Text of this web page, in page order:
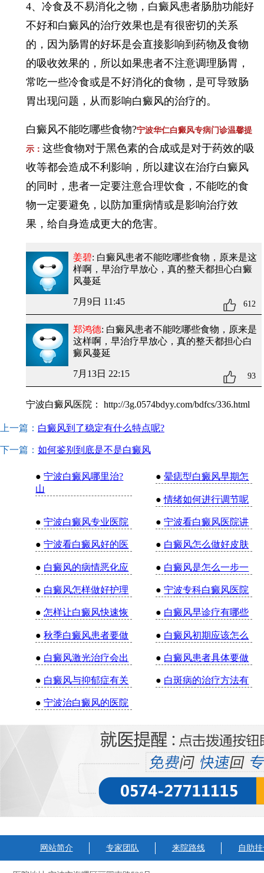
4、冷食及不易消化之物，白癜风患者肠肋功能好
不好和白癜风的治疗效果也是有很密切的关系
的，因为肠胃的好坏是会直接影响到药物及食物
的吸收效果的，所以如果患者不注意调理肠胃，
常吃一些冷食或是不好消化的食物，是可导致肠
胃出现问题，从而影响白癜风的治疗的。
白癜风不能吃哪些食物?宁波华仁白癜风专病门诊温馨提
示：这些食物对于黑色素的合成或是对于药效的吸
收等都会造成不利影响，所以建议在治疗白癜风
的同时，患者一定要注意合理饮食，不能吃的食
物一定要避免，以防加重病情或是影响治疗效
果，给自身造成更大的危害。
姜碧: 白癜风患者不能吃哪些食物 ，原来是这
样啊，早治疗早放心，真的整天都担心白癜
风蔓延
7月9日 11:45 612
郑鸿德: 白癜风患者不能吃哪些食物 ，原来是
这样啊，早治疗早放心，真的整天都担心白
癜风蔓延
7月13日 22:15 93
宁波白癜风医院： http://3g.0574bdyy.com/bdfcs/336.html
上一篇： 白癜风到了稳定有什么特点呢?
下一篇： 如何鉴别到底是不是白癜风
●宁波白癜风哪里治?
山
●晕痣型白癜风早期怎
●情绪如何进行调节呢
●宁波白癜风专业医院 ●宁波看白癜风医院讲
●宁波看白癜风好的医 ● 白癜风怎么做好皮肤
● 白癜风的病情恶化应 ● 白癜风是怎么一步一
● 白癜风怎样做好护理 ●宁波专科白癜风医院
●怎样让白癜风快速恢 ● 白癜风早诊疗有哪些
●秋季白癜风患者要做 ● 白癜风初期应该怎么
● 白癜风激光治疗会出 ● 白癜风患者具体要做
● 白癜风与抑郁症有关 ● 白斑病的治疗方法有
●宁波治白癜风的医院
网站简介 专家团队 来院路线 自助